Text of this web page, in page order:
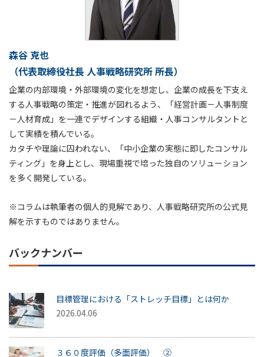
森谷 克也
（代表取締役社長 人事戦略研究所 所長）
企業の内部環境・外部環境の変化を想定し、企業の成長を下支え
する人事戦略の策定・推進が図れるよう、「経営計画－人事制度
－人材育成」を一連でデザインする組織・人事コンサルタントと
して実績を積んでいる。
カタチや理論に囚われない、「中小企業の実態に即したコンサル
ティング」を身上とし、現場重視で培った独自のソリューション
を多く開発している。
※コラムは執筆者の個人的見解であり、人事戦略研究所の公式見
解を示すものではありません。
バックナンバー
目標管理における「ストレッチ目標」とは何か
2026.04.06
３６０度評価（多面評価） ②